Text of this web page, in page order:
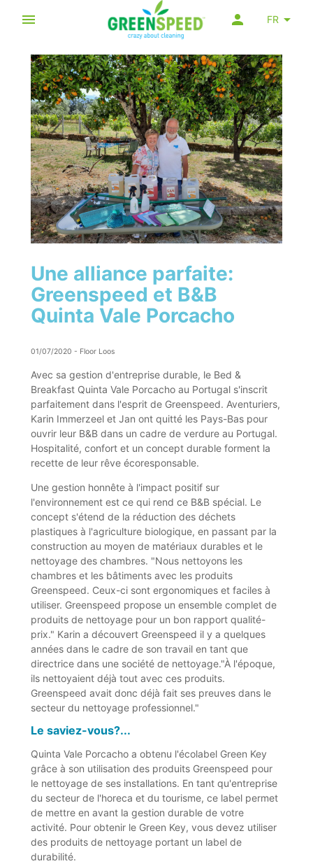
FR
Une alliance parfaite:
Greenspeed et B&B
Quinta Vale Porcacho
01/07/2020 - Floor Loos
Avec sa gestion d'entreprise durable, le Bed &
Breakfast Quinta Vale Porcacho au Portugal s'inscrit
parfaitement dans l'esprit de Greenspeed. Aventuriers,
Karin Immerzeel et Jan ont quitté les Pays-Bas pour
ouvrir leur B&B dans un cadre de verdure au Portugal.
Hospitalité, confort et un concept durable forment la
recette de leur rêve écoresponsable.
Une gestion honnête à l'impact positif sur
l'environnement est ce qui rend ce B&B spécial. Le
concept s'étend de la réduction des déchets
plastiques à l'agriculture biologique, en passant par la
construction au moyen de matériaux durables et le
nettoyage des chambres. "Nous nettoyons les
chambres et les bâtiments avec les produits
Greenspeed. Ceux-ci sont ergonomiques et faciles à
utiliser. Greenspeed propose un ensemble complet de
produits de nettoyage pour un bon rapport qualité-
prix." Karin a découvert Greenspeed il y a quelques
années dans le cadre de son travail en tant que
directrice dans une société de nettoyage."À l'époque,
ils nettoyaient déjà tout avec ces produits.
Greenspeed avait donc déjà fait ses preuves dans le
secteur du nettoyage professionnel."
Le saviez-vous?...
Quinta Vale Porcacho a obtenu l'écolabel Green Key
grâce à son utilisation des produits Greenspeed pour
le nettoyage de ses installations. En tant qu'entreprise
du secteur de l'horeca et du tourisme, ce label permet
de mettre en avant la gestion durable de votre
activité. Pour obtenir le Green Key, vous devez utiliser
des produits de nettoyage portant un label de
durabilité.